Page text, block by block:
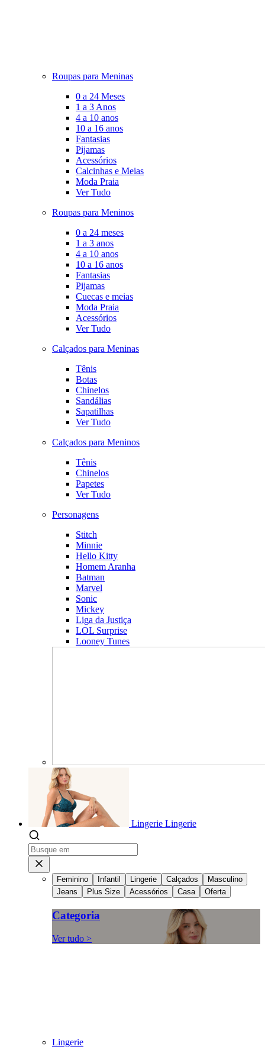
Roupas para Meninas
0 a 24 Meses
1 a 3 Anos
4 a 10 anos
10 a 16 anos
Fantasias
Pijamas
Acessórios
Calcinhas e Meias
Moda Praia
Ver Tudo
Roupas para Meninos
0 a 24 meses
1 a 3 anos
4 a 10 anos
10 a 16 anos
Fantasias
Pijamas
Cuecas e meias
Moda Praia
Acessórios
Ver Tudo
Calçados para Meninas
Tênis
Botas
Chinelos
Sandálias
Sapatilhas
Ver Tudo
Calçados para Meninos
Tênis
Chinelos
Papetes
Ver Tudo
Personagens
Stitch
Minnie
Hello Kitty
Homem Aranha
Batman
Marvel
Sonic
Mickey
Liga da Justiça
LOL Surprise
Looney Tunes
Lingerie Lingerie
Feminino Infantil Lingerie Calçados
Masculino
Jeans
Plus Size Acessórios Casa Oferta
Categoria
Ver tudo >
Lingerie